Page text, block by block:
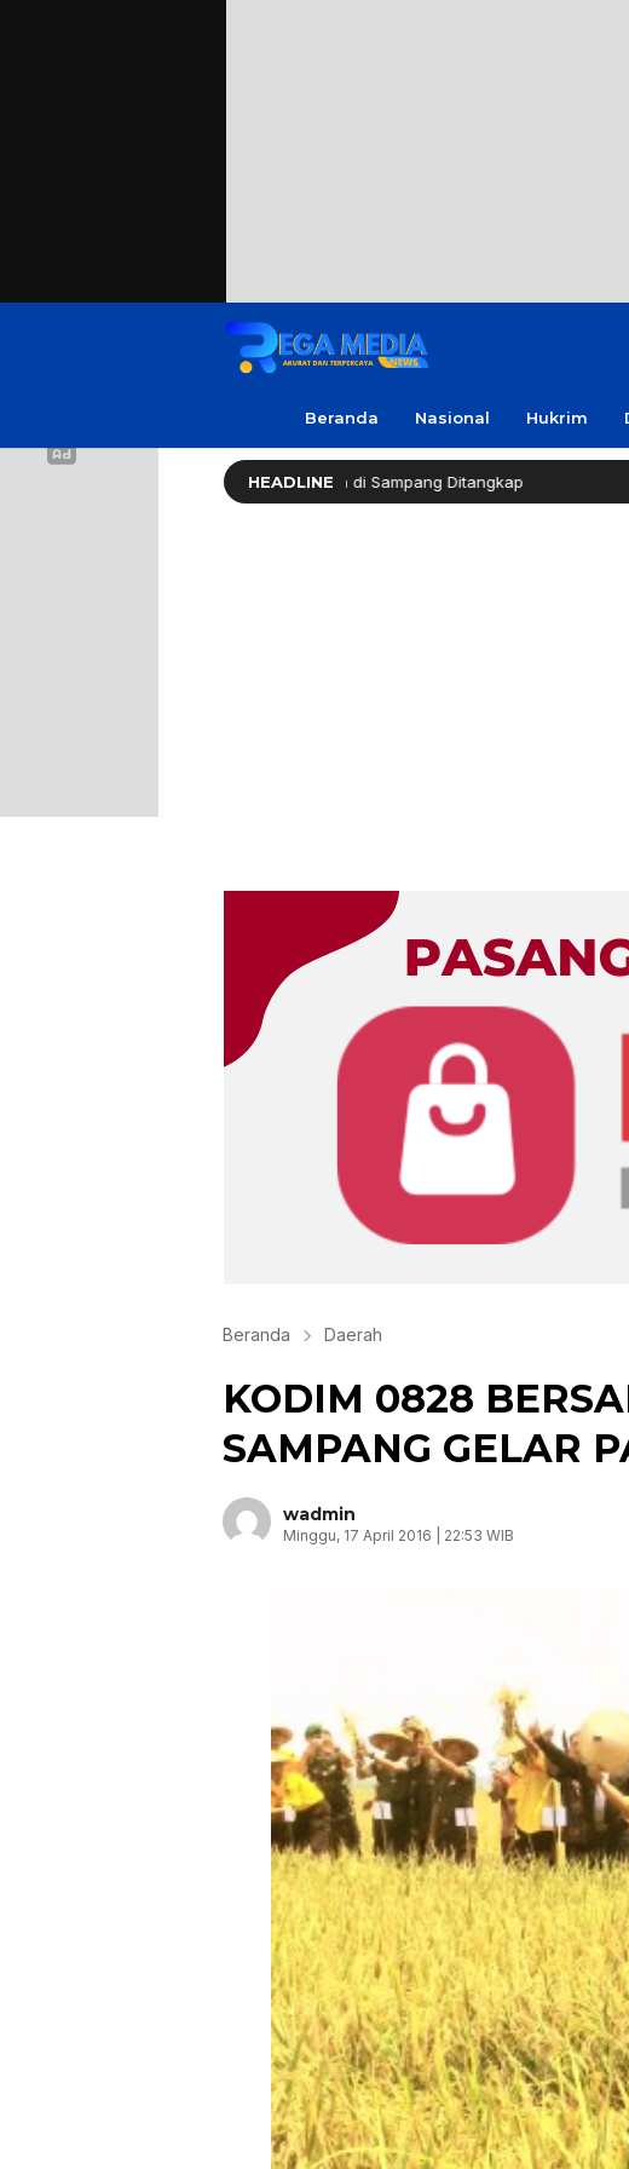
Beranda Nasional Hukrim
HEADLINE
Warga Soal Utang, 3 Pria di Sampang Ditangkap Respon
Beranda Daerah
KODIM 0828
SAMPANG GELAR
wadmin
Minggu, 17 April 2016 | 22:53 WIB